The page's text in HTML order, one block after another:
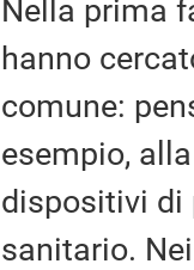
Nella prima
hanno
comune:
esempio,
dispositivi di
sanitario.